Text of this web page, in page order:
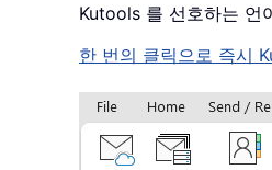
Kutools 를 선호하는 언
한 번의 클릭으로 즉시